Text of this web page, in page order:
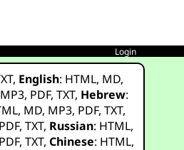
Login
, English: HTML, MD,
MP3, PDF,TXT, Hebrew:
, MD, MP3, PDF,TXT,
PDF,TXT, Russian: HTML,
PDF,TXT,Chinese: HTML,